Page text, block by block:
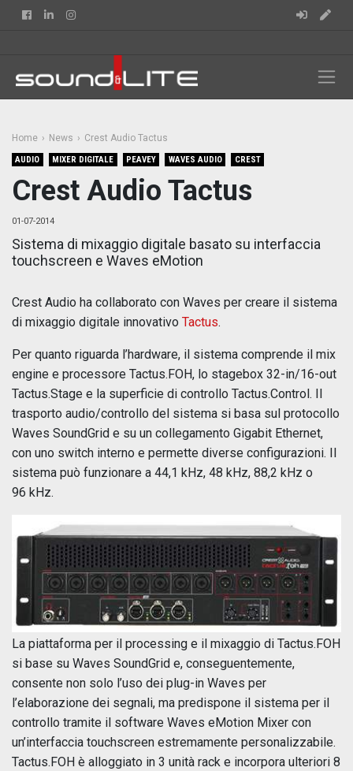
FacebookLinkedin
Home News Crest Audio Tactus
AUDIO MIXER DIGITALE PEAVEY WAVES AUDIO CREST
Crest Audio Tactus
01-07-2014
Sistema di mixaggio digitale basato su interfaccia
touchscreen e Waves eMotion
Crest Audio ha collaborato con Waves per creare il sistema
di mixaggio digitale innovativo Tactus.
Per quanto riguarda l’hardware, il sistema comprende il mix
engine e processore Tactus.FOH, lo stagebox 32-in/16-out
Tactus.Stage e la superficie di controllo Tactus.Control. Il
trasporto audio/controllo del sistema si basa sul protocollo
Waves SoundGrid e su un collegamento Gigabit Ethernet,
con uno switch interno e permette diverse configurazioni. Il
sistema può funzionare a 44,1 kHz, 48 kHz, 88,2 kHz o
96 kHz.
La piattaforma per il processing e il mixaggio di Tactus.FOH
si base su Waves SoundGrid e, conseguentemente,
consente non solo l’uso dei plug-in Waves per
l’elaborazione dei segnali, ma predispone il sistema per il
controllo tramite il software Waves eMotion Mixer con
un’interfaccia touchscreen estremamente personalizzabile.
Tactus.FOH è alloggiato in 3 unità rack e incorpora ulteriori 8